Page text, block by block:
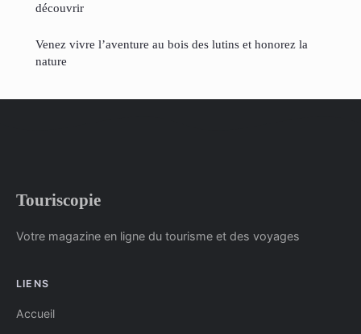
découvrir
Venez vivre l’aventure au bois des lutins et honorez la
nature
Touriscopie
Votre magazine en ligne du tourisme et des voyages
LIENS
Accueil